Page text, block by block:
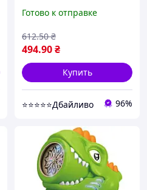
розовый (910700)
Готово к отправке
494.90₴
612.50 ₴
Купить
⭐⭐⭐⭐⭐Дбайливо 96%